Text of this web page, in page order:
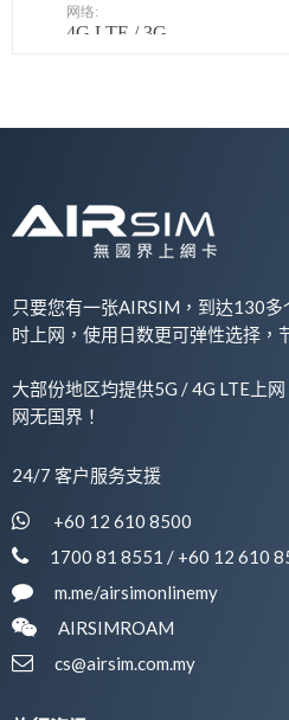
只要您有一张AIRSIM，到达130
时上网，使用日数更可弹性选择，
大部份地区均提供5G / 4G LTE上
网无国界！
24/7 客户服务支援
+60 12 610 8500
1700 81 8551 / +60 12 610
m.me/airsimonlinemy
AIRSIMROAM
cs@airsim.com.my